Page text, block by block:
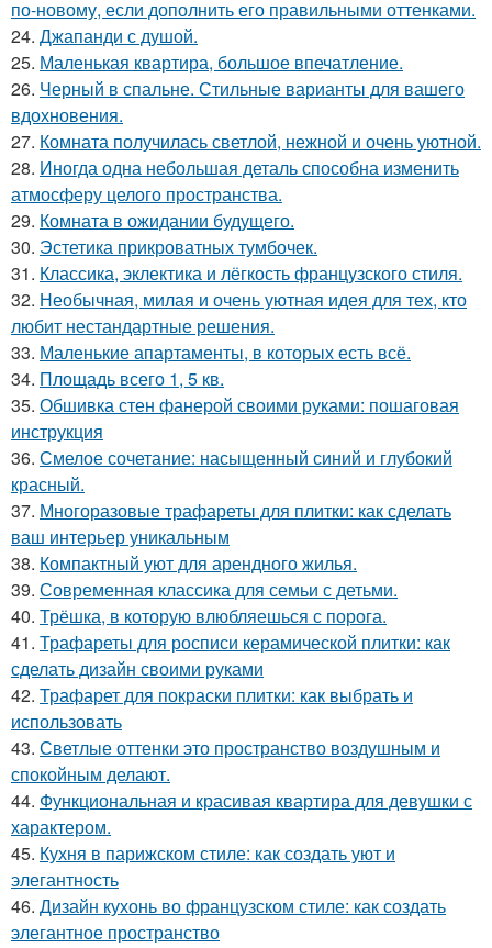
по-новому, если дополнить его правильными оттенками.
24. Джапанди с душой.
25. Маленькая квартира, большое впечатление.
26. Черный в спальне. Стильные варианты для вашего
вдохновения.
27. Комната получилась светлой, нежной и очень уютной.
28. Иногда одна небольшая деталь способна изменить
атмосферу целого пространства.
29. Комната в ожидании будущего.
30. Эстетика прикроватных тумбочек.
31. Классика, эклектика и лёгкость французского стиля.
32. Необычная, милая и очень уютная идея для тех, кто
любит нестандартные решения.
33. Маленькие апартаменты, в которых есть всё.
34. Площадь всего 1, 5 кв.
35. Обшивка стен фанерой своими руками: пошаговая
инструкция
36. Смелое сочетание: насыщенный синий и глубокий
красный.
37. Многоразовые трафареты для плитки: как сделать
ваш интерьер уникальным
38. Компактный уют для арендного жилья.
39. Современная классика для семьи с детьми.
40. Трёшка, в которую влюбляешься с порога.
41. Трафареты для росписи керамической плитки: как
сделать дизайн своими руками
42. Трафарет для покраски плитки: как выбрать и
использовать
43. Светлые оттенки это пространство воздушным и
спокойным делают.
44. Функциональная и красивая квартира для девушки с
характером.
45. Кухня в парижском стиле: как создать уют и
элегантность
46. Дизайн кухонь во французском стиле: как создать
элегантное пространство